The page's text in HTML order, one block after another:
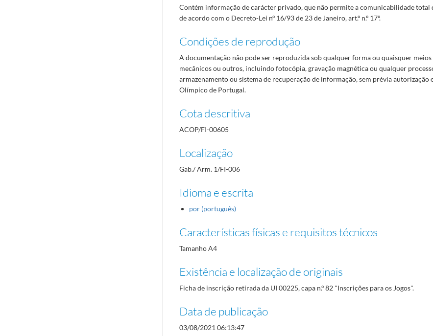
Contém informação de carácter privado, que não permite a comunicabilidade total
de acordo com o Decreto-Lei nº 16/93 de 23 de Janeiro, art.º n.º 17º.
Condições de reprodução
A documentação não pode ser reproduzida sob qualquer forma ou quaisquer
mecânicos ou outros, incluindo fotocópia, gravação magnética ou qualquer
armazenamento ou sistema de recuperação de informação, sem prévia autorização
Olímpico de Portugal.
Cota descritiva
ACOP/FI-00605
Localização
Gab./ Arm. 1/FI-006
Idioma e escrita
por (português)
Características físicas e requisitos técnicos
Tamanho A4
Existência e localização de originais
Ficha de inscrição retirada da UI 00225, capa n.º 82 "Inscrições para os Jogos".
Data de publicação
03/08/2021 06:13:47